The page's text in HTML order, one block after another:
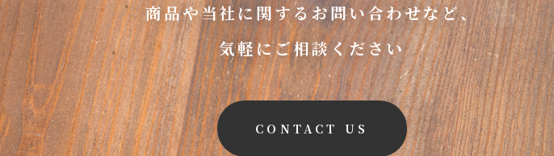
商品や当社に関するお問い合わせなど、
気軽にご相談ください
CONTACT US